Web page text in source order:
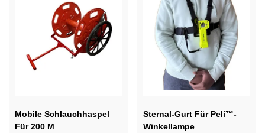
Mobile Schlauchhaspel
Für 200 M
Sternal-Gurt Für Peli™-
Winkellampe